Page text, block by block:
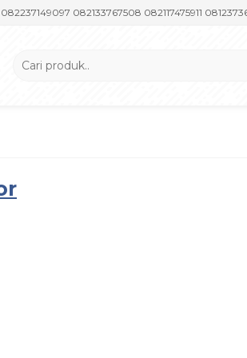
082133767508 082117475911 081237364201